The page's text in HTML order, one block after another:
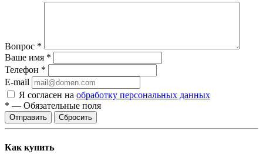
Вопрос *
Ваше имя *
Телефон *
E-mail
Я согласен на обработку персональных данных
* — Обязательные поля
Сбросить
Как купить